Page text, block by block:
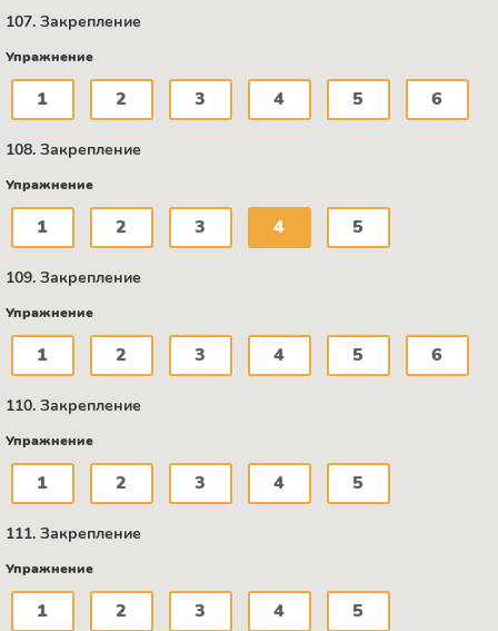
107. Закрепление
Упражнение
1 2 3 4 5 6
108. Закрепление
Упражнение
1 2 3 4 5
109. Закрепление
Упражнение
1 2 3 4 5 6
110. Закрепление
Упражнение
1 2 3 4 5
111. Закрепление
Упражнение
1 2 3 4 5